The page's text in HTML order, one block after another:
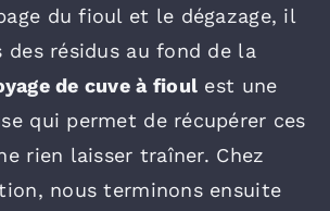
du fioul et le dégazage, il
des résidus au fond de la
de cuve à fioul est une
qui permet de récupérer ces
rien laisser traîner. Chez
nous terminons ensuite